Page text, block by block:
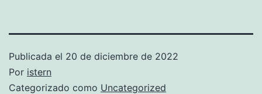
Publicada el 20 de diciembre de 2022
Por istern
Categorizado como Uncategorized